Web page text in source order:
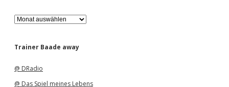
A
r
h
Trainer Baade away
@ DRadio
@ Das Spiel meines Lebens